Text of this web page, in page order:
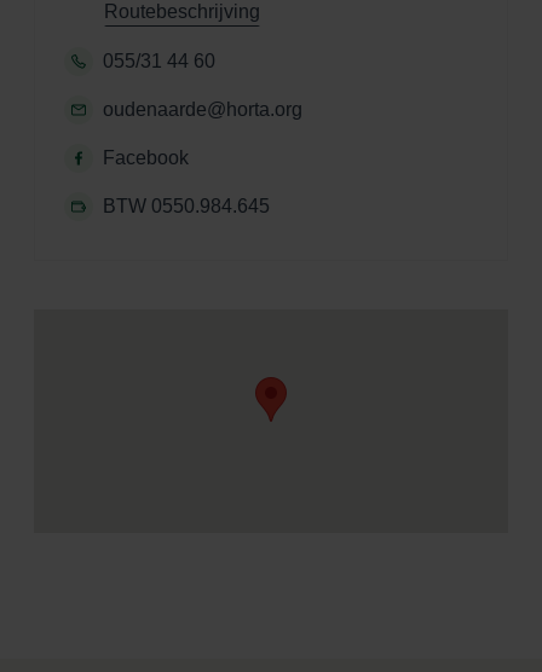
Routebeschrijving
055/31 44 60
oudenaarde@horta.org
Facebook
BTW 0550.984.645